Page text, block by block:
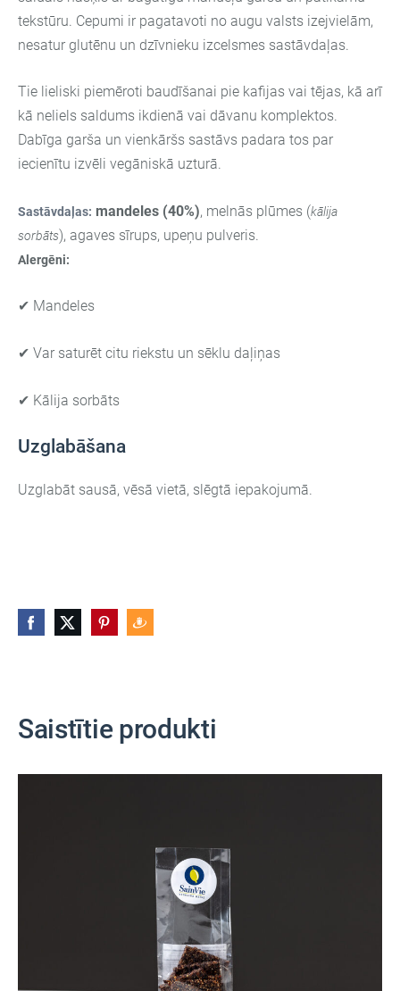
tekstūru. Cepumi ir pagatavoti no augu valsts izejvielām,
nesatur glutēnu un dzīvnieku izcelsmes sastāvdaļas.
Tie lieliski piemēroti baudīšanai pie kafijas vai tējas, kā arī
kā neliels saldums ikdienā vai dāvanu komplektos.
Dabīga garša un vienkāršs sastāvs padara tos par
iecienītu izvēli vegāniskā uzturā.
Sastāvdaļas: mandeles (40%), melnās plūmes (kālija
sorbāts), agaves sīrups, upeņu pulveris.
Alergēni:
✔ Mandeles
✔ Var saturēt citu riekstu un sēklu daļiņas
✔ Kālija sorbāts
Uzglabāšana
Uzglabāt sausā, vēsā vietā, slēgtā iepakojumā.
Saistītie produkti